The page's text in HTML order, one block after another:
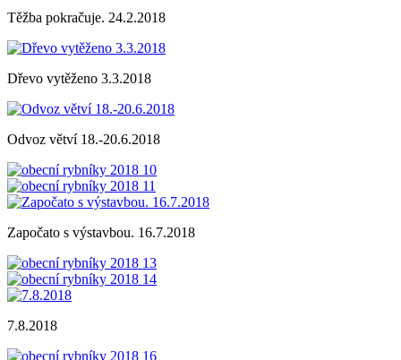
Těžba pokračuje. 24.2.2018
Dřevo vytěženo 3.3.2018
Odvoz větví 18.-20.6.2018
Započato s výstavbou. 16.7.2018
7.8.2018